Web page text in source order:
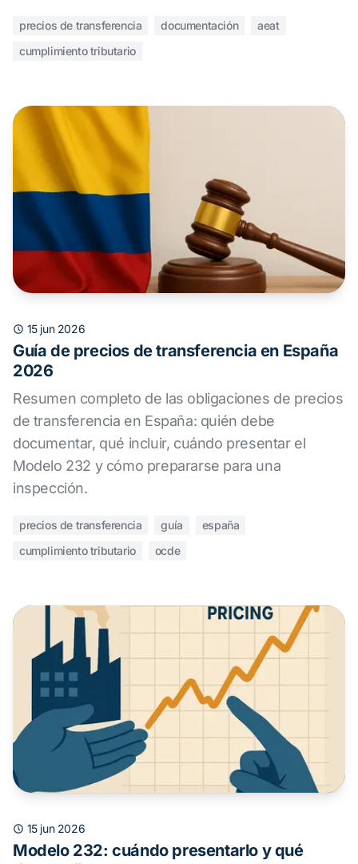
precios de transferencia documentación
aeat
cumplimiento tributario
15 jun 2026
Guía de precios de transferencia en España
2026
Resumen completo de las obligaciones de precios
de transferencia en España: quién debe
documentar, qué incluir, cuándo presentar el
Modelo 232 y cómo prepararse para una
inspección.
precios de transferencia guía
españa
cumplimiento tributario
ocde
15 jun 2026
Modelo 232: cuándo presentarlo y qué